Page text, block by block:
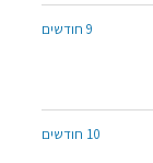
9 חודשים
10 חודשים